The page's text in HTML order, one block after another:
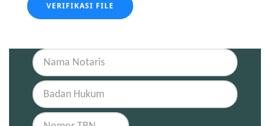
VERIFIKASI FILE